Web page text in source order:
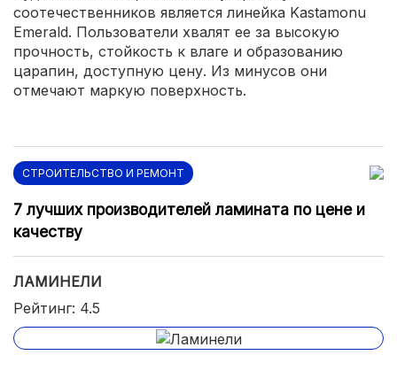
соотечественников является линейка Kastamonu
Emerald. Пользователи хвалят ее за высокую
прочность, стойкость к влаге и образованию
царапин, доступную цену. Из минусов они
отмечают маркую поверхность.
СТРОИТЕЛЬСТВО И РЕМОНТ
7 лучших производителей ламината по цене и
качеству
ЛАМИНЕЛИ
Рейтинг: 4.5